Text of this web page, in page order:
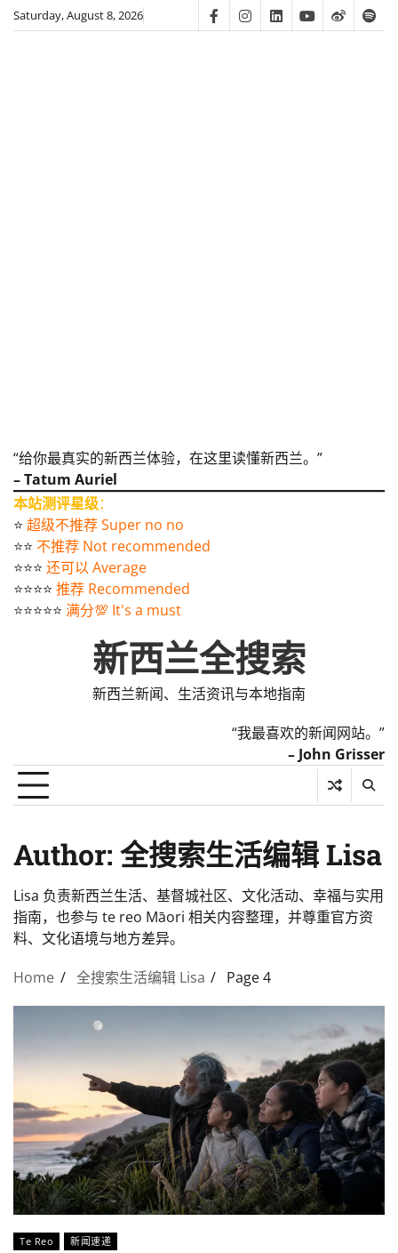
SkipSaturday, August 8, 2026 FacebookInstagram
LinkedinYoutube
Weibo
“给你最真实的新西兰体验，在这里读懂新西兰。”
– Tatum Auriel
本站测评星级：
⭐️ 超级不推荐 Super no no
⭐️⭐️ 不推荐 Not recommended
⭐️⭐️⭐️ 还可以 Average
⭐️⭐️⭐️⭐️ 推荐 Recommended
⭐️⭐️⭐️⭐️⭐️ 满分💯 It's a must
新西兰全搜索
新西兰新闻、生活资讯与本地指南
“我最喜欢的新闻网站。”
– John Grisser
Author: 全搜索生活编辑 Lisa
Lisa 负责新西兰生活、基督城社区、文化活动、幸福与实用
指南，也参与 te reo Māori 相关内容整理，并尊重官方资
料、文化语境与地方差异。
Home
全搜索生活编辑 Lisa Page 4
Te Reo 新闻速递